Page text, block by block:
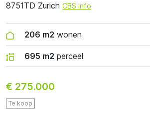
8751TD Zurich CBS info
206 m2 wonen
695 m2 perceel
€ 275.000
Te koop